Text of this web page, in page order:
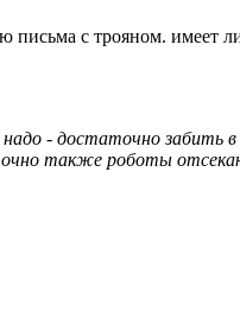
с трояном. имеет
- достаточно
также роботы